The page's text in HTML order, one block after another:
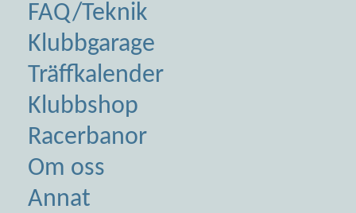
FAQ/Teknik
Klubbgarage
Träffkalender
Klubbshop
Racerbanor
Om oss
Annat